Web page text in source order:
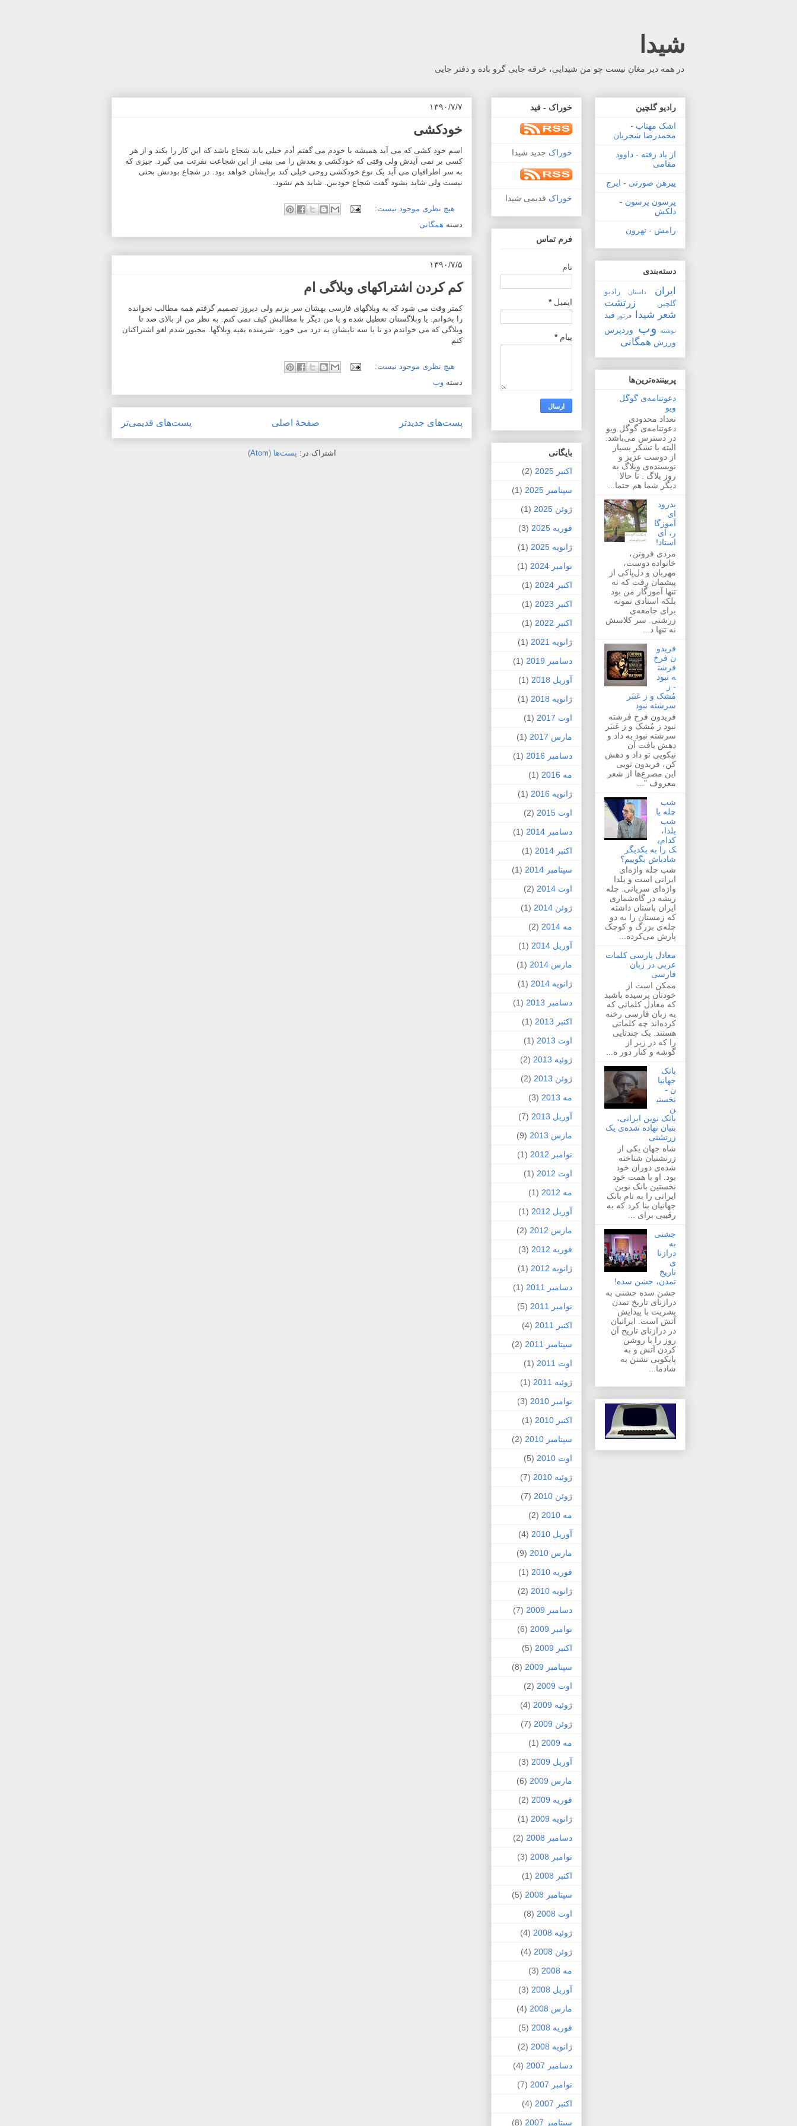
شیدا
در همه دیر مغان نیست چو من شیدایی، خرقه جایی گرو باده و دفتر جایی
۱۳۹۰/۷/۷
خودکشی
اسم خود کشی که می آید همیشه با خودم می گفتم أدم خیلی باید شجاع باشد که این کار را بکند و از هر
کسی بر نمی آیدش ولی وقتی که خودکشی و بعدش را می بینی از این شجاعت نفرتت می گیرد. چیزی که
به سر اطرافیان می آید یک نوع خودکشی روحی خیلی کند برایشان خواهد بود. در شچاع بودنش بحثی
نیست ولی شاید بشود گفت شجاع خودبین. شاید هم نشود.
هیچ نظری موجود نیست:
دسته همگانی
۱۳۹۰/۷/۵
کم کردن اشتراکهای وبلاگی ام
کمتر وقت می شود که به وبلاگهای فارسی بهشان سر بزنم ولی دیروز تصمیم گرفتم همه مطالب نخوانده
را بخوانم. یا وبلاگستان تعطیل شده و یا من دیگر با مطالبش کیف نمی کنم. به نظر من از بالای صد تا
وبلاگی که می خواندم دو تا یا سه تایشان به درد می خورد. شرمنده بقیه وبلاگها. مجبور شدم لغو اشتراکتان
کنم
هیچ نظری موجود نیست:
دسته وب
پست‌های جدیدتر پست‌های قدیمی‌تر صفحهٔ اصلی
اشتراک در: پست‌ها (Atom)
رادیو گلچین
اشک مهتاب -
محمدرضا شجریان
از یاد رفته - داوود
مقامی
پیرهن صورتی - ایرج
پرسون پرسون -
دلکش
رامش - تهرون
دسته‌بندی
ایران داستان
رادیو
گلچین
زرتشت
شعر شیدا فرتور فید
نوشته وب
وردپرس
ورزش همگانی
پربیننده‌ترین‌ها
دعوتنامه‌ی گوگل
ویو
تعداد محدودی
دعوتنامه‌ی گوگل ویو
در دسترس می‌باشد.
البته با تشکر بسیار
از دوست عزیز و
نویسنده‌ی وبلاگ به
روز بلاگ . تا حالا
دیگر شما هم حتما...
بدرود
ای
آموزگا
ر، ای
استاد!
مردی فروتن،
خانواده دوست،
مهربان و دل‌پاکی از
پیشمان رفت که نه
تنها آموزگار من بود
بلکه استادی نمونه
برای جامعه‌ی
زرشتی. سر کلاسش
نه تنها د...
فریدو
ن فرخ
فرشت
ه نبود
- ز
مُشک و ز عَنبَر
سرشته نبود
فریدون فرخ فرشته
نبود ز مُشک و ز عَنبَر
سرشته نبود به داد و
دهش یافت آن
نیکویی تو داد و دهش
کن، فریدون تویی
این مصرع‌ها از شعر
معروف "...
شب
چله یا
شب
یلدا،
کدام‌ی
ک را به یکدیگر
شادباش بگوییم؟
شب چله واژه‌ای
ایرانی است و یلدا
واژه‌ای سریانی. چله
ریشه در گاه‌شماری
ایران باستان داشته
که زمستان را به دو
چله‌ی بزرگ و کوچک
پارش می‌کرده...
معادل پارسی کلمات
عربی در زبان
فارسی
ممکن است از
خودتان پرسیده باشید
که معادل کلماتی که
به زبان فارسی رخنه
کرده‌اند چه کلماتی
هستند. یک چندتایی
را که در زیر از
گوشه و کنار دور ه...
بانک
جهانیا
ن -
نخستی
ن
بانک نوین ایرانی،
بنیان نهاده شده‌ی یک
زرتشتی
شاه جهان یکی از
زرتشتیان شناخته
شده‌ی دوران خود
بود. او با همت خود
نخستین بانک نوین
ایرانی را به نام بانک
جهانیان بنا کرد که به
رقیبی برای ...
جشنی
به
درازنا
ی
تاریخ
تمدن، جشن سده!
جشن سده جشنی به
درازنای تاریخ تمدن
بشریت با پیدایش
آتش است. ایرانیان
در درازنای تاریخ آن
روز را با روشن
کردن آتش و به
پایکوبی نشتن به
شادما...
خوراک - فید
خوراک جدید شیدا
خوراک قدیمی شیدا
فرم تماس
نام
ایمیل*
پیام*
بايگانی
اکتبر 2025
(2)
سپتامبر 2025
(1)
ژوئن 2025
(1)
فوریه 2025
(3)
ژانویه 2025
(1)
نوامبر 2024
(1)
اکتبر 2024
(1)
اکتبر 2023
(1)
اکتبر 2022
(1)
ژانویه 2021
(1)
دسامبر 2019
(1)
آوریل 2018
(1)
ژانویه 2018
(1)
اوت 2017
(1)
مارس 2017
(1)
دسامبر 2016
(1)
مه 2016
(1)
ژانویه 2016
(1)
اوت 2015
(2)
دسامبر 2014
(1)
اکتبر 2014
(1)
سپتامبر 2014
(1)
اوت 2014
(2)
ژوئن 2014
(1)
مه 2014
(2)
آوریل 2014
(1)
مارس 2014
(1)
ژانویه 2014
(1)
دسامبر 2013
(1)
اکتبر 2013
(1)
اوت 2013
(1)
ژوئیه 2013
(2)
ژوئن 2013
(2)
مه 2013
(3)
آوریل 2013
(7)
مارس 2013
(9)
نوامبر 2012
(1)
اوت 2012
(1)
مه 2012
(1)
آوریل 2012
(1)
مارس 2012
(2)
فوریه 2012
(3)
ژانویه 2012
(1)
دسامبر 2011
(1)
نوامبر 2011
(5)
اکتبر 2011
(4)
سپتامبر 2011
(2)
اوت 2011
(1)
ژوئیه 2011
(1)
نوامبر 2010
(3)
اکتبر 2010
(1)
سپتامبر 2010
(2)
اوت 2010
(5)
ژوئیه 2010
(7)
ژوئن 2010
(7)
مه 2010
(2)
آوریل 2010
(4)
مارس 2010
(9)
فوریه 2010
(1)
ژانویه 2010
(2)
دسامبر 2009
(7)
نوامبر 2009
(6)
اکتبر 2009
(5)
سپتامبر 2009
(8)
اوت 2009
(2)
ژوئیه 2009
(4)
ژوئن 2009
(7)
مه 2009
(1)
آوریل 2009
(3)
مارس 2009
(6)
فوریه 2009
(2)
ژانویه 2009
(1)
دسامبر 2008
(2)
نوامبر 2008
(3)
اکتبر 2008
(1)
سپتامبر 2008
(5)
اوت 2008
(8)
ژوئیه 2008
(4)
ژوئن 2008
(4)
مه 2008
(3)
آوریل 2008
(3)
مارس 2008
(4)
فوریه 2008
(5)
ژانویه 2008
(2)
دسامبر 2007
(4)
نوامبر 2007
(7)
اکتبر 2007
(4)
سپتامبر 2007
(8)